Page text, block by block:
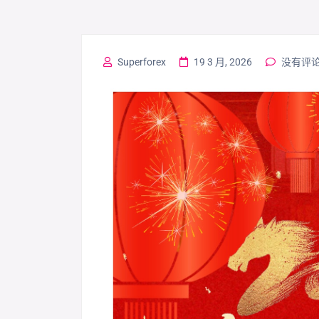
Superforex 19 3 月, 2026 没有评